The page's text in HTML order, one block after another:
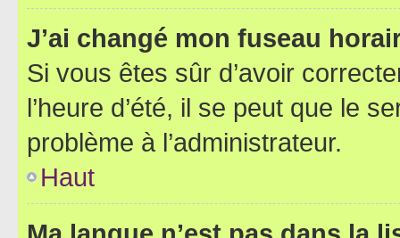
J’ai changé mon fuseau
Si vous êtes sûr d’avoir
l’heure d’été, il se peut que le
problème à l’administrateur.
Haut